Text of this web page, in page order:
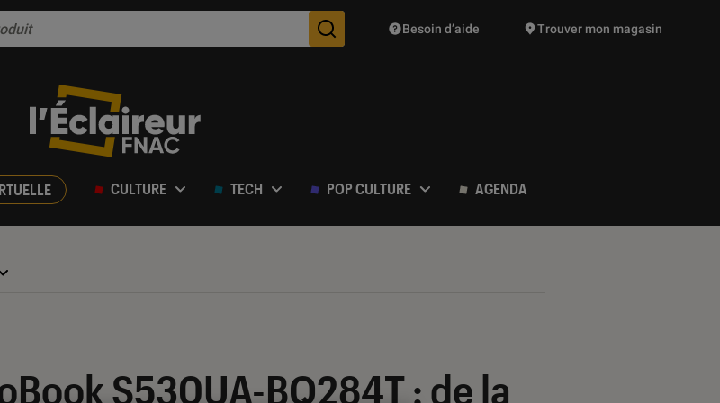
Des suggestions de produits vont vous être proposées
Besoin d’aide Trouver mon magasin
CULTURE TECH POP CULTURE AGENDA
S530UA-BQ284T : de la